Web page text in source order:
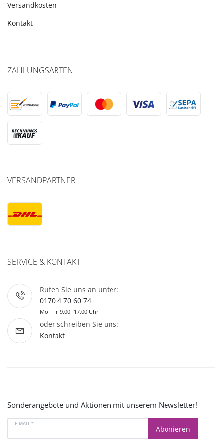
Versandkosten
Kontakt
ZAHLUNGSARTEN
VERSANDPARTNER
SERVICE & KONTAKT
Rufen Sie uns an unter:
0170 4 70 60 74
Mo - Fr 9.00 -17.00 Uhr
oder schreiben Sie uns:
Kontakt
Sonderangebote und Aktionen mit unserem Newsletter!
E-MAIL *
Abonieren